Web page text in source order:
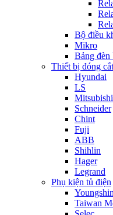
Bộ điều
Mikro
Bảng
Thiết bị đóng cắt
Hyundai
LS
Mitsubishi
Schneider
Chint
Fuji
ABB
Shihlin
Hager
Legrand
Phụ kiện tủ điện
Youngshin
Taiwan